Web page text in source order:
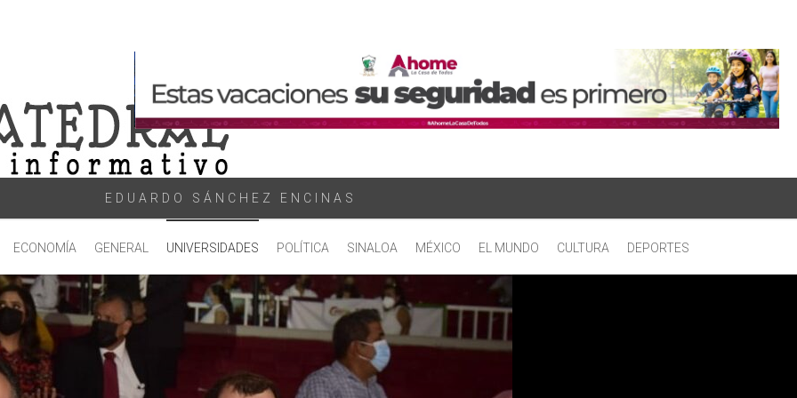
EDUARDO SÁNCHEZ ENCINAS
ECONOMÍA GENERAL UNIVERSIDADES POLÍTICA SINALOA MÉXICO EL MUNDO CULTURA DEPORTES